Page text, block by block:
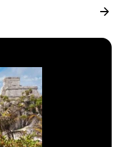
arrow_forward